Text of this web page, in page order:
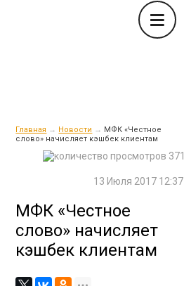
Главная → Новости → МФК «Честное
слово» начисляет кэшбек клиентам
371
13 Июля 2017 12:37
МФК «Честное
слово» начисляет
кэшбек клиентам